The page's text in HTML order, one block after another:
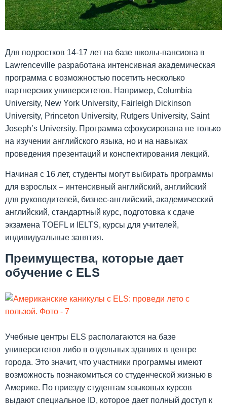
Для подростков 14-17 лет на базе школы-пансиона в
Lawrenceville разработана интенсивная академическая
программа с возможностью посетить несколько
партнерских университетов. Например, Columbia
University, New York University, Fairleigh Dickinson
University, Princeton University, Rutgers University, Saint
Joseph’s University. Программа сфокусирована не только
на изучении английского языка, но и на навыках
проведения презентаций и конспектирования лекций.
Начиная с 16 лет, студенты могут выбирать программы
для взрослых – интенсивный английский, английский
для руководителей, бизнес-английский, академический
английский, стандартный курс, подготовка к сдаче
экзамена TOEFL и IELTS, курсы для учителей,
индивидуальные занятия.
Преимущества, которые дает
обучение с ELS
Учебные центры ELS располагаются на базе
университетов либо в отдельных зданиях в центре
города. Это значит, что участники программы имеют
возможность познакомиться со студенческой жизнью в
Америке. По приезду студентам языковых курсов
выдают специальное ID, которое дает полный доступ к